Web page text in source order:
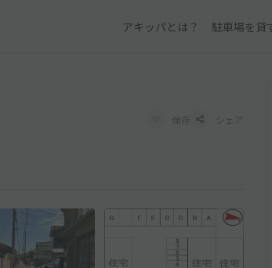
アキッパとは？ 駐車場を貸
保存 シェア